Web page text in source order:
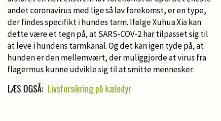
andet coronavirus med lige så lav forekomst, er en type,
der findes specifikt i hundes tarm. Ifølge Xuhua Xia kan
dette være et tegn på, at SARS-COV-2 har tilpasset sig til
at leve i hundens tarmkanal. Og det kan igen tyde på, at
hunden er den mellemvært, der muliggjorde at virus fra
flagermus kunne udvikle sig til at smitte mennesker.
LÆS OGSÅ: Livsforsikring på kæledyr